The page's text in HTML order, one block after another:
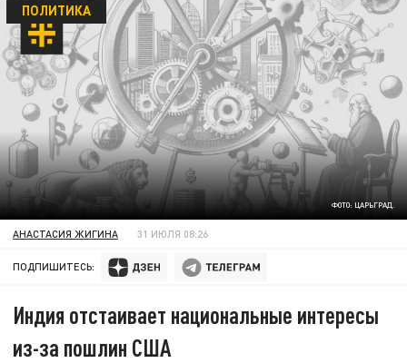
ФОТО: ЦАРЬГРАД.
ПОЛИТИКА
АНАСТАСИЯ ЖИГИНА 31 ИЮЛЯ 08:26
ПОДПИШИТЕСЬ:
Индия отстаивает национальные интересы
из-за пошлин США